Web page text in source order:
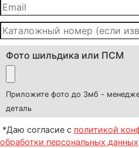
Фото шильдика или ПСМ
Приложите фото до 3мб -
деталь
*Даю согласие с политикой
обработки персональных данных